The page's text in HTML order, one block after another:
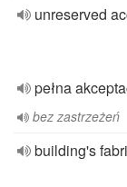
unreserved
pełna
bez zastrzeżeń
building's